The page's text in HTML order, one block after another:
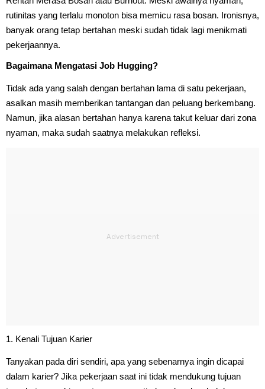
rutinitas yang terlalu monoton bisa memicu rasa bosan. Ironisnya,
banyak orang tetap bertahan meski sudah tidak lagi menikmati
pekerjaannya.
Bagaimana Mengatasi Job Hugging?
Tidak ada yang salah dengan bertahan lama di satu pekerjaan,
asalkan masih memberikan tantangan dan peluang berkembang.
Namun, jika alasan bertahan hanya karena takut keluar dari zona
nyaman, maka sudah saatnya melakukan refleksi.
1. Kenali Tujuan Karier
Tanyakan pada diri sendiri, apa yang sebenarnya ingin dicapai
dalam karier? Jika pekerjaan saat ini tidak mendukung tujuan